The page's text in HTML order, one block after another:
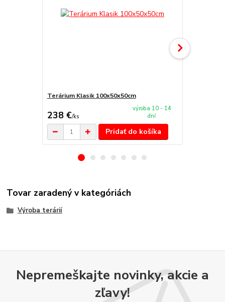
Terárium Klasik 100x50x50cm
238 €/ks
výroba 10 - 14
dní
Pridať do košíka
Tovar zaradený v kategóriách
Výroba terárií
Nepremeškajte novinky, akcie a
zľavy!